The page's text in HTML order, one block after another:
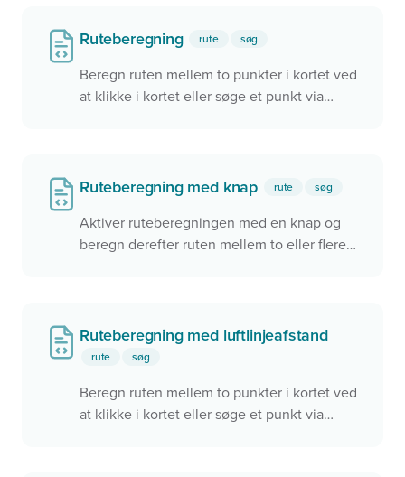
Ruteberegning rute søg
Beregn ruten mellem to punkter i kortet ved
at klikke i kortet eller søge et punkt via
Ruteberegning med knap rute søg
Aktiver ruteberegningen med en knap og
beregn derefter ruten mellem to eller flere
Ruteberegning med luftlinjeafstand
rute søg
Beregn ruten mellem to punkter i kortet ved
at klikke i kortet eller søge et punkt via